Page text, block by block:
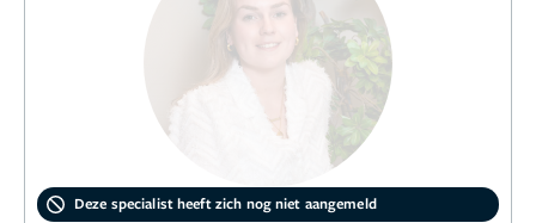
Deze specialist heeft zich nog niet aangemeld